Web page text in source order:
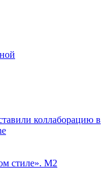
коллаборацию в
стиле». М2